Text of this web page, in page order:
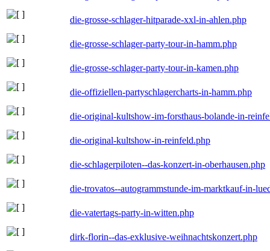
die-grosse-schlager-hitparade-xxl-in-ahlen.php
die-grosse-schlager-party-tour-in-hamm.php
die-grosse-schlager-party-tour-in-kamen.php
die-offiziellen-partyschlagercharts-in-hamm.php
die-original-kultshow-im-forsthaus-bolande-in-
die-original-kultshow-in-reinfeld.php
die-schlagerpiloten--das-konzert-in-oberhausen.php
die-trovatos--autogrammstunde-im-marktkauf-in-
die-vatertags-party-in-witten.php
dirk-florin--das-exklusive-weihnachtskonzert.php